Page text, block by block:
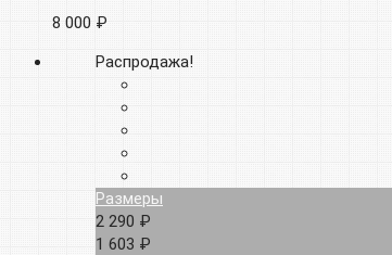
8 000 ₽
Распродажа!
Размеры
2 290 ₽
1 603 ₽